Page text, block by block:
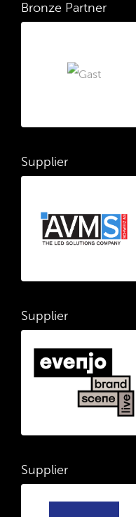
Bronze Partner
Supplier
Supplier
Supplier